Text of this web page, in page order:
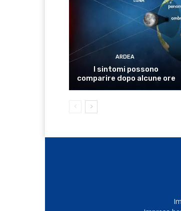
ARDEA
I sintomi possono
comparire dopo alcune ore